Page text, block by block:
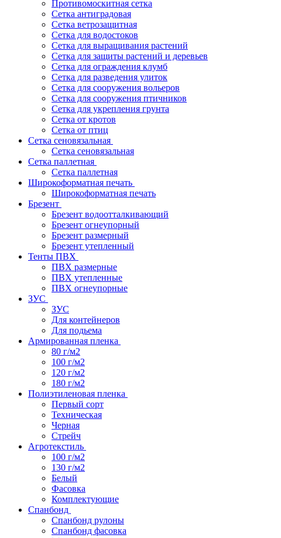
Противомоскитная сетка
Сетка антиградовая
Сетка ветрозащитная
Сетка для водостоков
Сетка для выращивания растений
Сетка для защиты растений и деревьев
Сетка для ограждения клумб
Сетка для разведения улиток
Сетка для сооружения вольеров
Сетка для сооружения птичников
Сетка для укрепления грунта
Сетка от кротов
Сетка от птиц
Сетка сеновязальная
Сетка сеновязальная
Сетка паллетная
Сетка паллетная
Широкоформатная печать
Широкоформатная печать
Брезент
Брезент водоотталкивающий
Брезент огнеупорный
Брезент размерный
Брезент утепленный
Тенты ПВХ
ПВХ размерные
ПВХ утепленные
ПВХ огнеупорные
ЗУС
ЗУС
Для контейнеров
Для подьема
Армированная пленка
80 г/м2
100 г/м2
120 г/м2
180 г/м2
Полиэтиленовая пленка
Первый сорт
Техническая
Черная
Стрейч
Агротекстиль
100 г/м2
130 г/м2
Белый
Фасовка
Комплектующие
Спанбонд
Спанбонд рулоны
Спанбонд фасовка